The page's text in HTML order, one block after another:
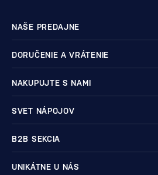
NAŠE PREDAJNE
DORUČENIE A VRÁTENIE
NAKUPUJTE S NAMI
SVET NÁPOJOV
B2B SEKCIA
UNIKÁTNE U NÁS